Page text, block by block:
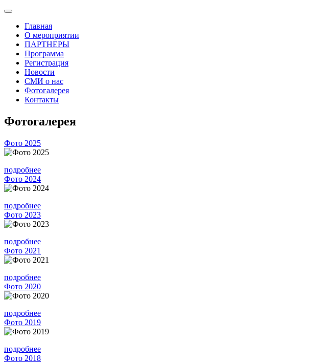
Главная
О мероприятии
ПАРТНЕРЫ
Программа
Регистрация
Новости
СМИ о нас
Фотогалерея
Контакты
Фотогалерея
Фото 2025
подробнее
Фото 2024
подробнее
Фото 2023
подробнее
Фото 2021
подробнее
Фото 2020
подробнее
Фото 2019
подробнее
Фото 2018